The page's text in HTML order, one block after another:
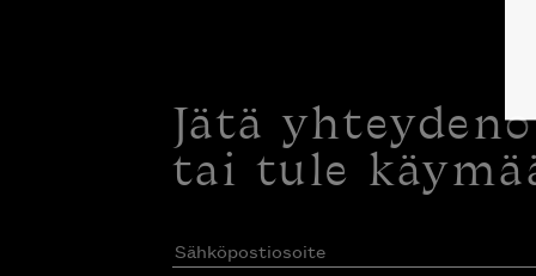
Jätä
tai tule
Sähköpostiosoite(Pakollinen)